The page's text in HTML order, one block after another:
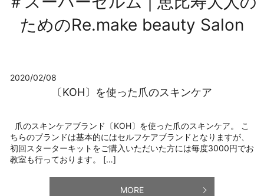
ためのRe.make beauty Salon
2020/02/08
〔KOH〕を使った爪のスキンケア
爪のスキンケアブランド〔KOH〕を使った爪のスキンケア。 こ
ちらのブランドは基本的にはセルフケアブランドとなりますが、
初回スターターキットをご購入いただいた方には毎度3000円でお
教室も行っております。 […]
MORE